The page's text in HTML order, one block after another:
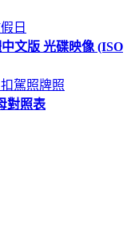
日
文版 光碟映像 (ISO
駕照牌照
對照表